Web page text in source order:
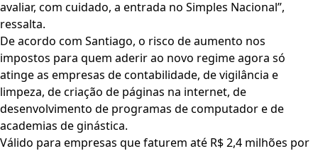
avaliar, com cuidado, a entrada no Simples Nacional”,
ressalta.
De acordo com Santiago, o risco de aumento nos
impostos para quem aderir ao novo regime agora só
atinge as empresas de contabilidade, de vigilância e
limpeza, de criação de páginas na internet, de
desenvolvimento de programas de computador e de
academias de ginástica.
Válido para empresas que faturem até R$ 2,4 milhões por